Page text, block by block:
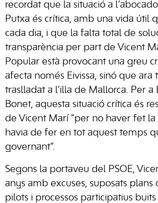
recordat que la situació a
Putxa és crítica, amb una vida útil
cada dia, i que la falta total de
transparència per part de Vicent
Popular està provocant una greu
afecta només Eivissa, sinó que ara
traslladat a l’illa de Mallorca. Per a
Bonet, aquesta situació crítica és
de Vicent Marí “per no haver fet
havia de fer en tot aquest temps
governant”.
Segons la portaveu del PSOE,
anys amb excuses, suposats plans
pilots i processos participatius